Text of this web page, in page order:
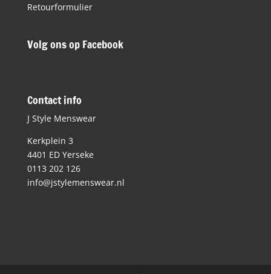
Retourformulier
Volg ons op Facebook
Contact info
J Style Menswear
Kerkplein 3
4401 ED Yerseke
0113 202 126
info@jstylemenswear.nl